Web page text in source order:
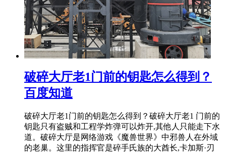
破碎大厅老1门前的钥匙怎么得到？
百度知道
破碎大厅老1门前的钥匙怎么得到？破碎大厅老1 门前的
钥匙只有盗贼和工程学炸弹可以炸开,其他人只能走下水
道。破碎大厅是网络游戏《魔兽世界》中邪兽人在外域
的老巢。这里的指挥官是碎手氏族的大酋长,卡加斯·刃